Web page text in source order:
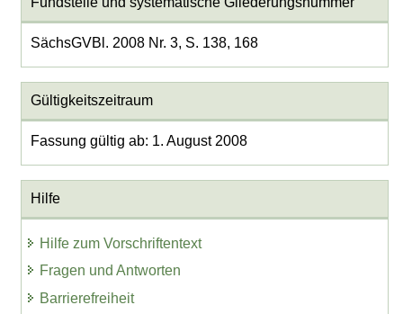
SächsGVBl. 2008 Nr. 3, S. 138, 168
Gültigkeitszeitraum
Fassung gültig ab: 1. August 2008
Hilfe
Hilfe zum Vorschriftentext
Fragen und Antworten
Barrierefreiheit